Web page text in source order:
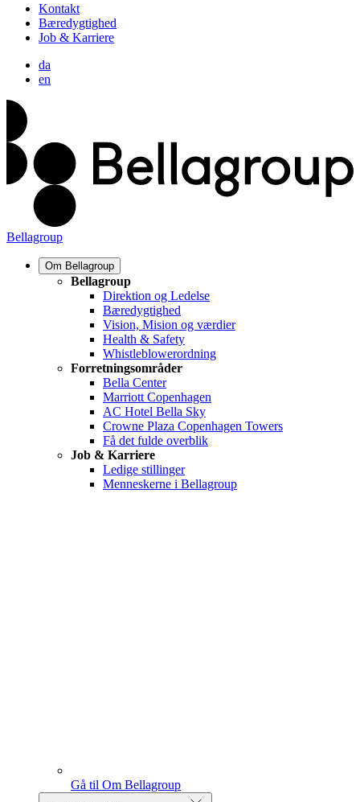
Kontakt
Bæredygtighed
Job & Karriere
da
en
Bellagroup
Om Bellagroup
Bellagroup
Direktion og Ledelse
Bæredygtighed
Vision, Mision og værdier
Health & Safety
Whistleblowerordning
Forretningsområder
Bella Center
Marriott Copenhagen
AC Hotel Bella Sky
Crowne Plaza Copenhagen Towers
Få det fulde overblik
Job & Karriere
Ledige stillinger
Menneskerne i Bellagroup
Gå til Om Bellagroup